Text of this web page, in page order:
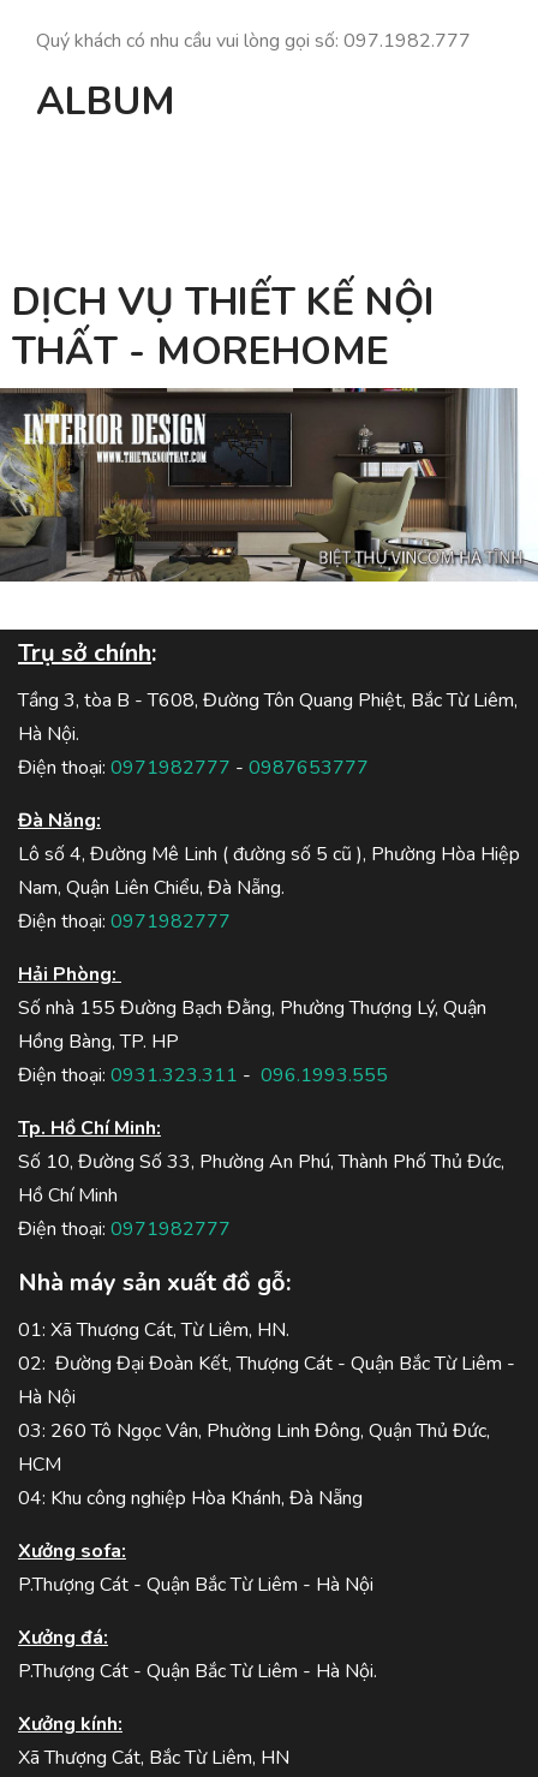
Quý khách có nhu cầu vui lòng gọi số: 097.1982.777
ALBUM
DỊCH VỤ THIẾT KẾ NỘI
THẤT - MOREHOME
Trụ sở chính:
Tầng 3, tòa B - T608, Đường Tôn Quang Phiệt, Bắc Từ Liêm,
Hà Nội.
Điện thoại: 0971982777 - 0987653777
Đà Năng:
Lô số 4, Đường Mê Linh ( đường số 5 cũ ), Phường Hòa Hiệp
Nam, Quận Liên Chiểu, Đà Nẵng.
Điện thoại: 0971982777
Hải Phòng:
Số nhà 155 Đường Bạch Đằng, Phường Thượng Lý, Quận
Hồng Bàng, TP. HP
Điện thoại: 0931.323.311 - 096.1993.555
Tp. Hồ Chí Minh:
Số 10, Đường Số 33, Phường An Phú, Thành Phố Thủ Đức,
Hồ Chí Minh
Điện thoại: 0971982777
Nhà máy sản xuất đồ gỗ:
01: Xã Thượng Cát, Từ Liêm, HN.
02: Đường Đại Đoàn Kết, Thượng Cát - Quận Bắc Từ Liêm -
Hà Nội
03: 260 Tô Ngọc Vân, Phường Linh Đông, Quận Thủ Đức,
HCM
04: Khu công nghiệp Hòa Khánh, Đà Nẵng
Xưởng sofa:
P.Thượng Cát - Quận Bắc Từ Liêm - Hà Nội
Xưởng đá:
P.Thượng Cát - Quận Bắc Từ Liêm - Hà Nội.
Xưởng kính:
Xã Thượng Cát, Bắc Từ Liêm, HN